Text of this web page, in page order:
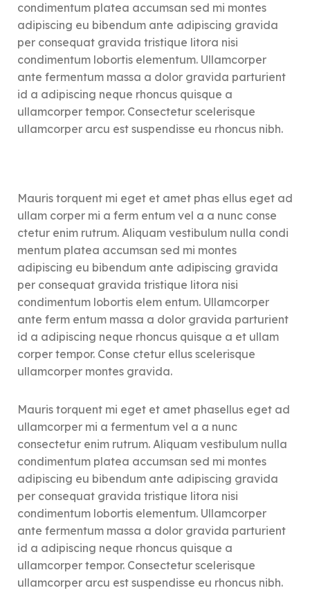
condimentum platea accumsan sed mi montes
adipiscing eu bibendum ante adipiscing gravida
per consequat gravida tristique litora nisi
condimentum lobortis elementum. Ullamcorper
ante fermentum massa a dolor gravida parturient
id a adipiscing neque rhoncus quisque a
ullamcorper tempor. Consectetur scelerisque
ullamcorper arcu est suspendisse eu rhoncus nibh.
Mauris torquent mi eget et amet phas ellus eget ad
ullam corper mi a ferm entum vel a a nunc conse
ctetur enim rutrum. Aliquam vestibulum nulla condi
mentum platea accumsan sed mi montes
adipiscing eu bibendum ante adipiscing gravida
per consequat gravida tristique litora nisi
condimentum lobortis elem entum. Ullamcorper
ante ferm entum massa a dolor gravida parturient
id a adipiscing neque rhoncus quisque a et ullam
corper tempor. Conse ctetur ellus scelerisque
ullamcorper montes gravida.
Mauris torquent mi eget et amet phasellus eget ad
ullamcorper mi a fermentum vel a a nunc
consectetur enim rutrum. Aliquam vestibulum nulla
condimentum platea accumsan sed mi montes
adipiscing eu bibendum ante adipiscing gravida
per consequat gravida tristique litora nisi
condimentum lobortis elementum. Ullamcorper
ante fermentum massa a dolor gravida parturient
id a adipiscing neque rhoncus quisque a
ullamcorper tempor. Consectetur scelerisque
ullamcorper arcu est suspendisse eu rhoncus nibh.